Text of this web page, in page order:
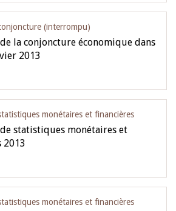
(interrompu)
la conjoncture économique dans
2013
monétaires et financières
statistiques monétaires et
2013
monétaires et financières